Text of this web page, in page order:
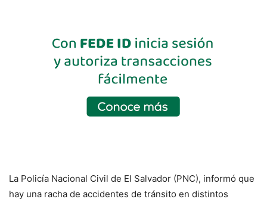
La Policía Nacional Civil de El Salvador (PNC), informó que
hay una racha de accidentes de tránsito en distintos